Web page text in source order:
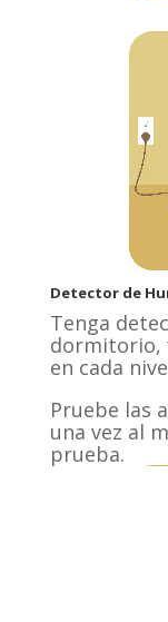
Detector de
Tenga
dormitorio,
en cada
Pruebe las
una vez al
prueba.